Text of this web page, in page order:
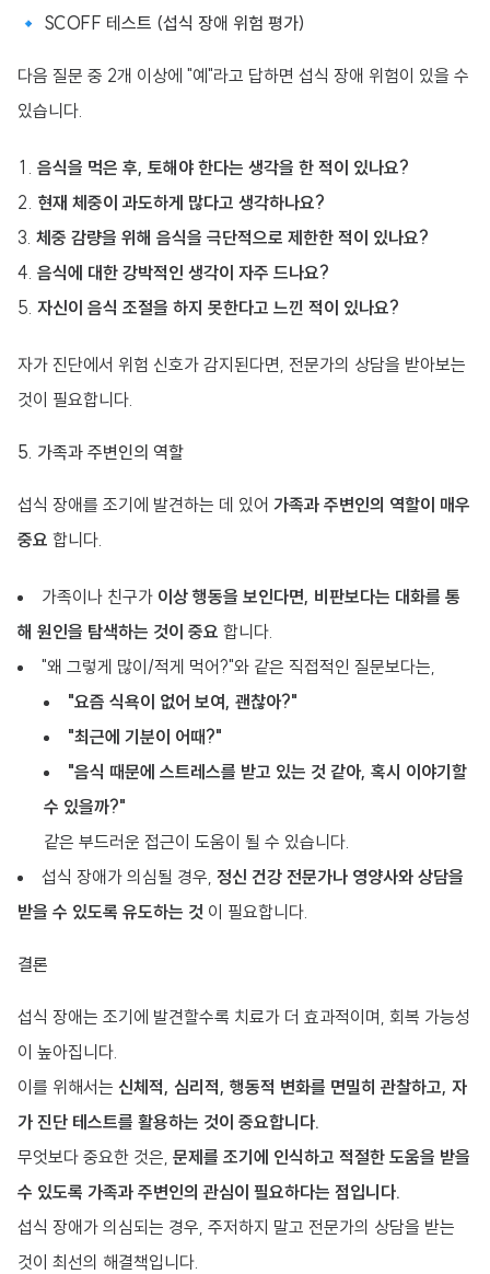
🔹 SCOFF 테스트 (섭식 장애 위험 평가)
다음 질문 중 2개 이상에 "예"라고 답하면 섭식 장애 위험이 있을 수
있습니다.
음식을 먹은 후, 토해야 한다는 생각을 한 적이 있나요?
현재 체중이 과도하게 많다고 생각하나요?
체중 감량을 위해 음식을 극단적으로 제한한 적이 있나요?
음식에 대한 강박적인 생각이 자주 드나요?
자신이 음식 조절을 하지 못한다고 느낀 적이 있나요?
자가 진단에서 위험 신호가 감지된다면, 전문가의 상담을 받아보는
것이 필요합니다.
5. 가족과 주변인의 역할
섭식 장애를 조기에 발견하는 데 있어 가족과 주변인의 역할이 매우
중요 합니다.
가족이나 친구가 이상 행동을 보인다면, 비판보다는 대화를 통
해 원인을 탐색하는 것이 중요 합니다.
"왜 그렇게 많이/적게 먹어?"와 같은 직접적인 질문보다는,
"요즘 식욕이 없어 보여, 괜찮아?"
"최근에 기분이 어때?"
"음식 때문에 스트레스를 받고 있는 것 같아, 혹시 이야기할
수 있을까?"
같은 부드러운 접근이 도움이 될 수 있습니다.
섭식 장애가 의심될 경우, 정신 건강 전문가나 영양사와 상담을
받을 수 있도록 유도하는 것 이 필요합니다.
결론
섭식 장애는 조기에 발견할수록 치료가 더 효과적이며, 회복 가능성
이 높아집니다.
이를 위해서는 신체적, 심리적, 행동적 변화를 면밀히 관찰하고, 자
가 진단 테스트를 활용하는 것이 중요합니다.
무엇보다 중요한 것은, 문제를 조기에 인식하고 적절한 도움을 받을
수 있도록 가족과 주변인의 관심이 필요하다는 점입니다.
섭식 장애가 의심되는 경우, 주저하지 말고 전문가의 상담을 받는
것이 최선의 해결책입니다.